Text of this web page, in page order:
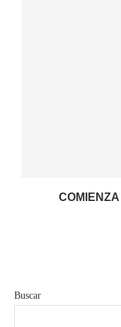
Buscar